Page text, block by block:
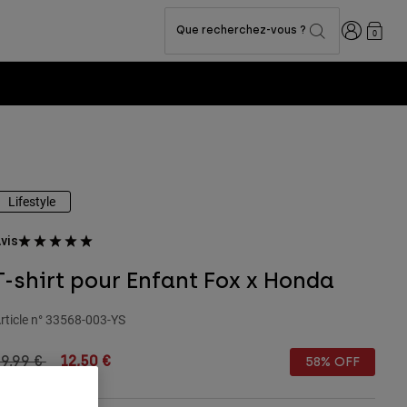
Que recherchez-vous ? Connexion
0
Lifestyle
shirt pour Enfant Fox x Honda
n° 33568-003-YS
reduced from
€to12,50 € 58% OFF